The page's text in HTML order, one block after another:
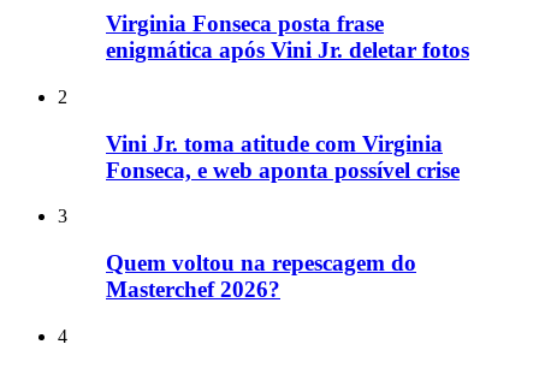
Virginia Fonseca posta frase
enigmática após Vini Jr. deletar fotos
2
Vini Jr. toma atitude com Virginia
Fonseca, e web aponta possível crise
3
Quem voltou na repescagem do
Masterchef 2026?
4